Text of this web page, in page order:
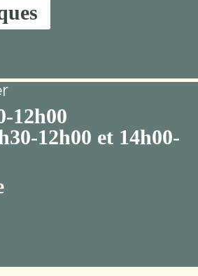
12h00
12h00 et 14h00-